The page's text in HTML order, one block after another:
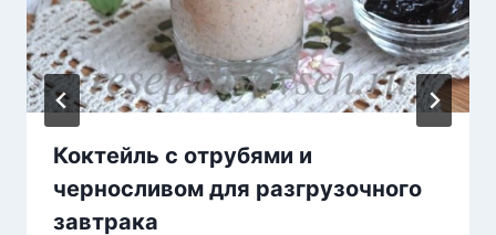
Коктейль с отрубями и
черносливом для разгрузочного
завтрака